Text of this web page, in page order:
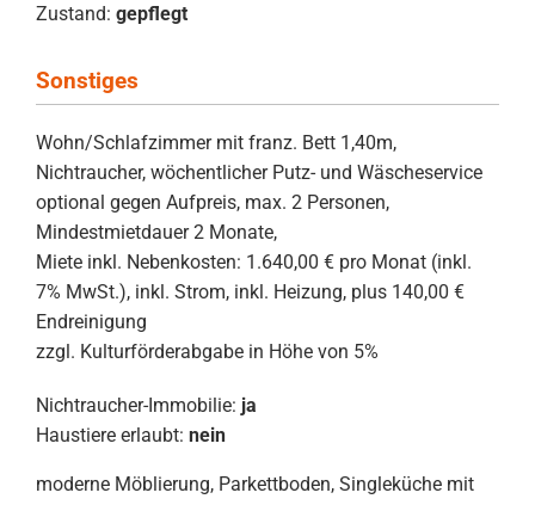
Zustand: gepflegt
Sonstiges
Wohn/Schlafzimmer mit franz. Bett 1,40m,
Nichtraucher, wöchentlicher Putz- und Wäscheservice
optional gegen Aufpreis, max. 2 Personen,
Mindestmietdauer 2 Monate,
Miete inkl. Nebenkosten: 1.640,00 € pro Monat (inkl.
7% MwSt.), inkl. Strom, inkl. Heizung, plus 140,00 €
Endreinigung
zzgl. Kulturförderabgabe in Höhe von 5%
Nichtraucher-Immobilie: ja
Haustiere erlaubt: nein
moderne Möblierung, Parkettboden, Singleküche mit